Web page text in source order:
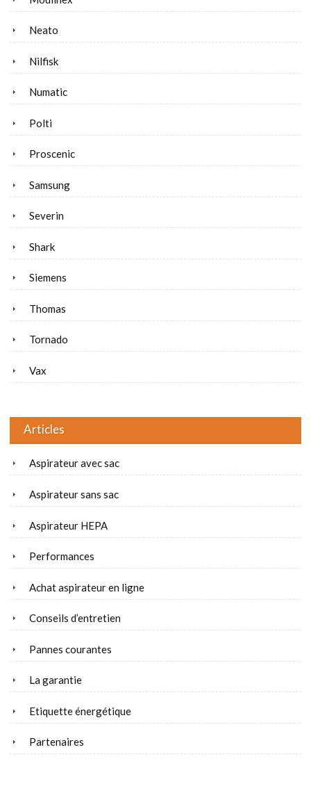
Neato
Nilfisk
Numatic
Polti
Proscenic
Samsung
Severin
Shark
Siemens
Thomas
Tornado
Vax
Articles
Aspirateur avec sac
Aspirateur sans sac
Aspirateur HEPA
Performances
Achat aspirateur en ligne
Conseils d’entretien
Pannes courantes
La garantie
Etiquette énergétique
Partenaires